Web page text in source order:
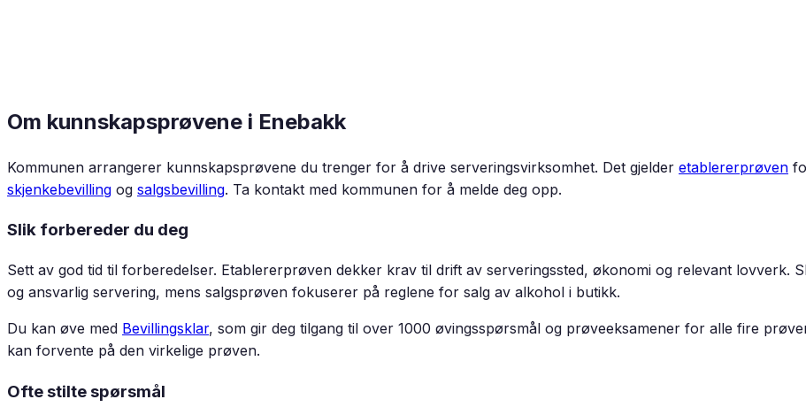
Om kunnskapsprøvene i Enebakk
Kommunen arrangerer kunnskapsprøvene du trenger for å drive serveringsvirksomhet. Det gjelder etablererprøven
skjenkebevilling og salgsbevilling. Ta kontakt med kommunen for å melde deg opp.
Slik forbereder du deg
Sett av god tid til forberedelser. Etablererprøven dekker krav til drift av serveringssted, økonomi og relevant lovverk.
og ansvarlig servering, mens salgsprøven fokuserer på reglene for salg av alkohol i butikk.
Du kan øve med Bevillingsklar, som gir deg tilgang til over 1000 øvingsspørsmål og prøveeksamener for alle fire
kan forvente på den virkelige prøven.
Ofte stilte spørsmål